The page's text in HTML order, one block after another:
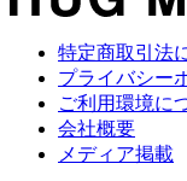
特定商取引法
プライバシー
ご利用環境に
会社概要
メディア掲載